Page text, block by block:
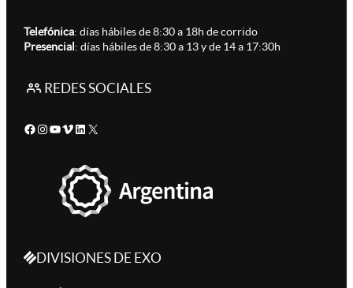
Telefónica: días hábiles de 8:30 a 18h de corrido
Presencial : días hábiles de 8:30 a 13 y de 14 a 17:30h
REDES SOCIALES
Facebook Instagram YouTube Vimeo LinkedIn X
DIVISIONES DE EXO